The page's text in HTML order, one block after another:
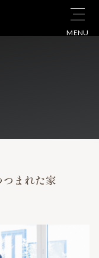
MENU
まれた家